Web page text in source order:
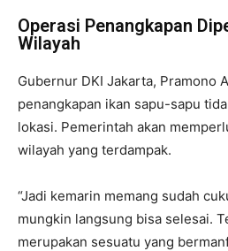
Operasi Penangkapan
Wilayah
Gubernur DKI Jakarta, Pramono
penangkapan ikan sapu-sapu
lokasi. Pemerintah akan
wilayah yang terdampak.
“Jadi kemarin memang sudah
mungkin langsung bisa selesai.
merupakan sesuatu yang